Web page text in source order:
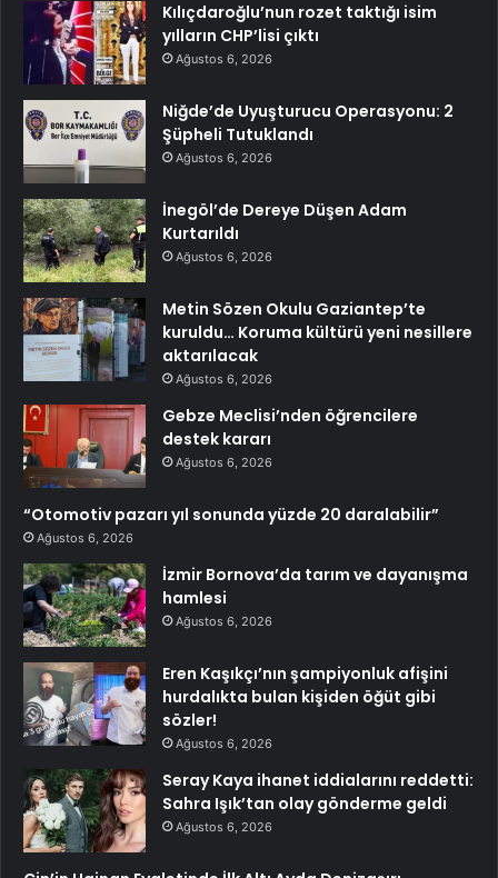
Kılıçdaroğlu’nun rozet taktığı isim
yılların CHP’lisi çıktı
Ağustos 6, 2026
Niğde’de Uyuşturucu Operasyonu: 2
Şüpheli Tutuklandı
Ağustos 6, 2026
İnegöl’de Dereye Düşen Adam
Kurtarıldı
Ağustos 6, 2026
Metin Sözen Okulu Gaziantep’te
kuruldu… Koruma kültürü yeni nesillere
aktarılacak
Ağustos 6, 2026
Gebze Meclisi’nden öğrencilere
destek kararı
Ağustos 6, 2026
“Otomotiv pazarı yıl sonunda yüzde 20 daralabilir”
Ağustos 6, 2026
İzmir Bornova’da tarım ve dayanışma
hamlesi
Ağustos 6, 2026
Eren Kaşıkçı’nın şampiyonluk afişini
hurdalıkta bulan kişiden öğüt gibi
sözler!
Ağustos 6, 2026
Seray Kaya ihanet iddialarını reddetti:
Sahra Işık’tan olay gönderme geldi
Ağustos 6, 2026